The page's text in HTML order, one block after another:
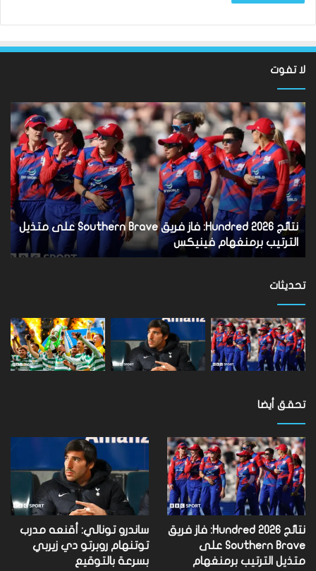
لا تفوت
نتائج
Hundred
2026:
فاز
فريق
Southern
Brave
على
متذيل
الترتيب
برمنغهام
نتائج Hundred 2026: فاز فريق Southern Brave على متذيل
الترتيب برمنغهام فينيكس
تحديثات
تحقق أيضا
نتائج Hundred 2026: فاز فريق
Southern Brave على
متذيل الترتيب برمنغهام
ساندرو تونالي: أقنعه مدرب
توتنهام روبرتو دي زيربي
بسرعة بالتوقيع